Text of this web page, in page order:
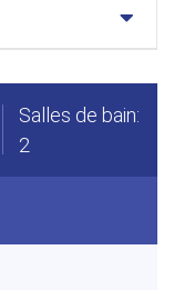
Salles de bain:
2